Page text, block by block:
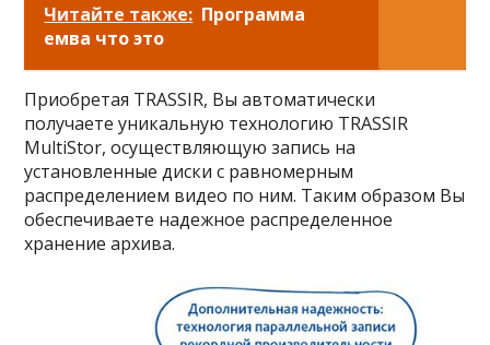
Читайте также: Программа
емва что это
Приобретая TRASSIR, Вы автоматически
получаете уникальную технологию TRASSIR
MultiStor, осуществляющую запись на
установленные диски с равномерным
распределением видео по ним. Таким образом Вы
обеспечиваете надежное распределенное
хранение архива.